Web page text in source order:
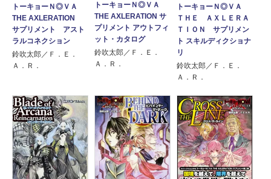
トーキョーＮ◎ＶＡ
THE AXLERATION
サプリメント アスト
ラルコネクション
鈴吹太郎／Ｆ．Ｅ．
Ａ．Ｒ．
トーキョーＮ◎ＶＡ
THE AXLERATION サ
プリメント アウトフィ
ット・カタログ
鈴吹太郎／Ｆ．Ｅ．
Ａ．Ｒ．
トーキョーＮ◎ＶＡ
ＴＨＥ ＡＸＬＥＲＡ
ＴＩＯＮ サプリメン
ト スキルディクショナ
リ
鈴吹太郎／Ｆ．Ｅ．
Ａ．Ｒ．